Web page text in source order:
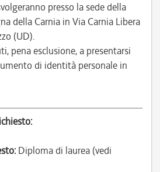
presso la sede della
della Carnia in Via Carnia Libera
(UD).
pena esclusione, a presentarsi
di identità personale in
Diploma di laurea (vedi